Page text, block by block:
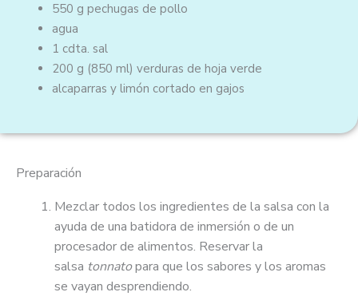
550 g pechugas de pollo
agua
1 cdta. sal
200 g (850 ml) verduras de hoja verde
alcaparras y limón cortado en gajos
Preparación
Mezclar todos los ingredientes de la salsa con la
ayuda de una batidora de inmersión o de un
procesador de alimentos. Reservar la
salsa tonnatopara que los sabores y los aromas
se vayan desprendiendo.